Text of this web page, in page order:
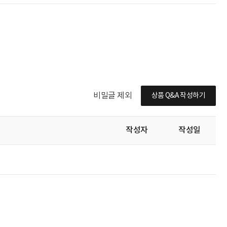
비밀글 제외 상품 Q&A 작성하기
작성자 작성일